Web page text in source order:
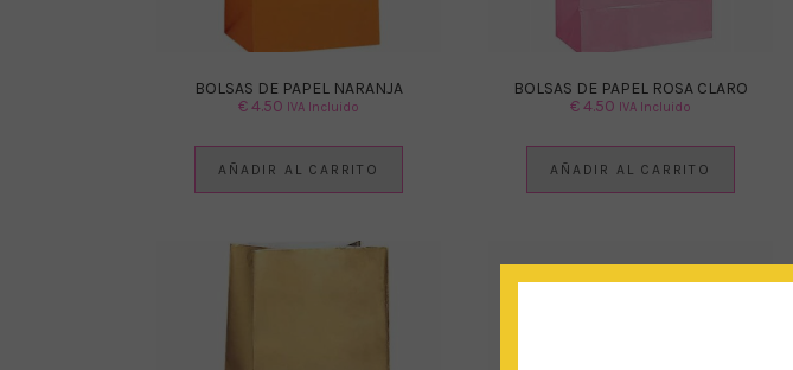
BOLSAS DE PAPEL NARANJA
€4.50 IVA Incluido
AÑADIR AL CARRITO
BOLSAS DE PAPEL ROSA CLARO
€4.50 IVA Incluido
AÑADIR AL CARRITO